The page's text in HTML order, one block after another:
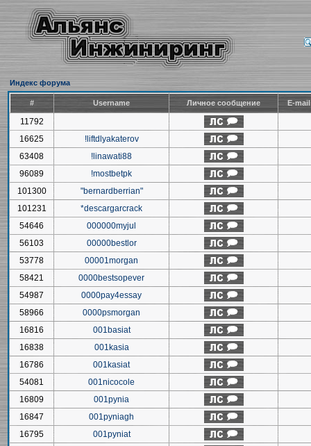
Индекс форума
# Username Личное сообщение E-
11792
16625
!liftdlyakaterov
63408
!linawati88
96089
!mostbetpk
101300
"bernardberrian"
101231
*descargarcrack
54646
000000myjul
56103
00000bestlor
53778
00001morgan
58421
0000bestsopever
54987
0000pay4essay
58966
0000psmorgan
16816
001basiat
16838
001kasia
16786
001kasiat
54081
001nicocole
16809
001pynia
16847
001pyniagh
16795
001pyniat